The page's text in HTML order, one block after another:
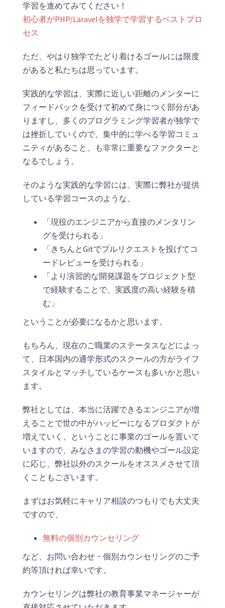
学習を進めてみてください！
初心者がPHP/Laravelを独学で学習するベストプロ
セス
ただ、やはり独学でたどり着けるゴールには限度
があると私たちは思っています。
実践的な学習は、実際に近しい距離のメンターに
フィードバックを受けて初めて身につく部分があ
りますし、多くのプログラミング学習者が独学で
は挫折していくので、集中的に学べる学習コミュ
ニティがあること、も非常に重要なファクターと
なるでしょう。
そのような実践的な学習には、実際に弊社が提供
している学習コースのような、
「現役のエンジニアから直接のメンタリン
グを受けられる」
「きちんとGitでプルリクエストを投げてコ
ードレビューを受けられる」
「より演習的な開発課題をプロジェクト型
で経験することで、実践度の高い経験を積
む」
ということが必要になるかと思います。
もちろん、現在のご職業のステータスなどによっ
て、日本国内の通学形式のスクールの方がライフ
スタイルとマッチしているケースも多いかと思い
ます。
弊社としては、本当に活躍できるエンジニアが増
えることで世の中がハッピーになるプロダクトが
増えていく、ということに事業のゴールを置いて
いますので、みなさまの学習の動機やゴール設定
に応じ、弊社以外のスクールをオススメさせて頂
くこともございます。
まずはお気軽にキャリア相談のつもりでも大丈夫
ですので、
無料の個別カウンセリング
など、お問い合わせ・個別カウンセリングのご予
約等頂ければ幸いです。
カウンセリングは弊社の教育事業マネージャーが